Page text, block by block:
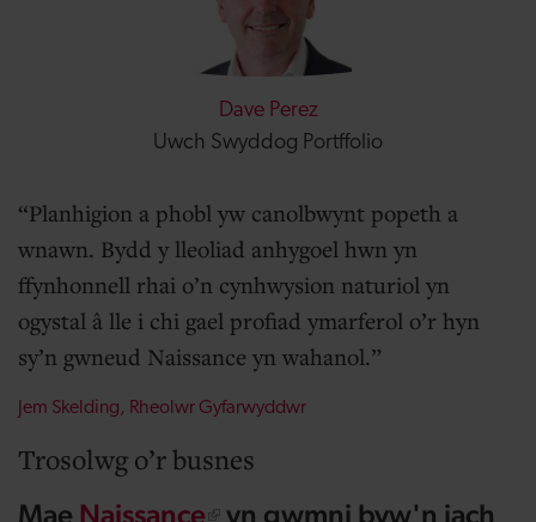
Dave Perez
Uwch Swyddog Portffolio
Planhigion a phobl yw canolbwynt popeth a
wnawn. Bydd y lleoliad anhygoel hwn yn
ffynhonnell rhai o’n cynhwysion naturiol yn
ogystal â lle i chi gael profiad ymarferol o’r hyn
sy’n gwneud Naissance yn wahanol.
Jem Skelding, Rheolwr Gyfarwyddwr
Trosolwg o’r busnes
Mae Naissance yn gwmni byw'n iach